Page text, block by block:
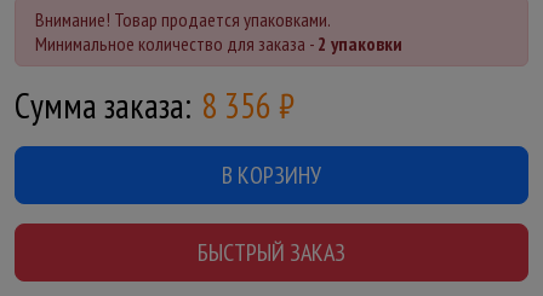
Внимание! Товар продается упаковками.
Минимальное количество для заказа - 2 упаковки
Сумма заказа: 8 356 ₽
В КОРЗИНУ
БЫСТРЫЙ ЗАКАЗ